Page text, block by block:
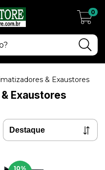
0
& Exaustores
Exaustores
10%